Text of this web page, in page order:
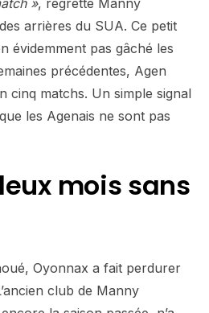
arrières du SUA. Ce petit
évidemment pas gâché les
précédentes, Agen
cinq matchs. Un simple signal
les Agenais ne sont pas
mois sans
Oyonnax a fait perdurer
club de Manny